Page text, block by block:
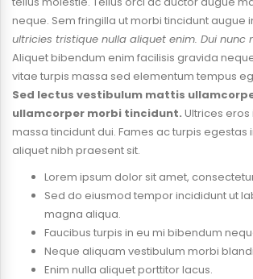
neque. Sem fringilla ut morbi tincidunt augue
ultricies tristique nulla aliquet enim. Dui nunc
Aliquet bibendum enim facilisis gravida
vitae turpis massa sed elementum tempus
Sed lectus vestibulum mattis
ullamcorper morbi tincidunt. Ultrices eros
massa tincidunt dui. Fames ac turpis
aliquet nibh praesent sit.
Lorem ipsum dolor sit amet,
Sed do eiusmod tempor incididunt ut
magna aliqua.
Faucibus turpis in eu mi bibendum
Neque aliquam vestibulum morbi
Enim nulla aliquet porttitor lacus.